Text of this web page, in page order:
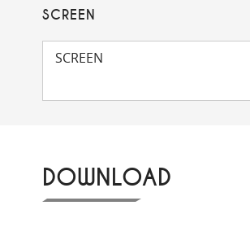
SCREEN
SCREEN
DOWNLOAD